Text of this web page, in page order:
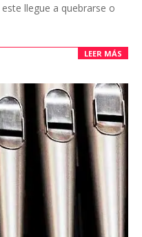
llegue a quebrarse o
LEER MÁS